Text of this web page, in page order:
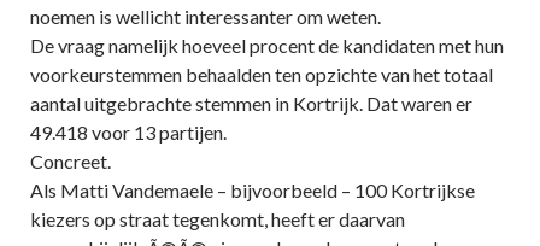
noemen is wellicht interessanter om weten.
De vraag namelijk hoeveel procent de kandidaten met hun
voorkeurstemmen behaalden ten opzichte van het totaal
aantal uitgebrachte stemmen in Kortrijk. Dat waren er
49.418 voor 13 partijen.
Concreet.
Als Matti Vandemaele – bijvoorbeeld – 100 Kortrijkse
kiezers op straat tegenkomt, heeft er daarvan